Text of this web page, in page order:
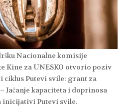
Nacionalne komisije
Kine za UNESKO otvorio poziv
ciklus Putevi svile: grant za
Jačanje kapaciteta i doprinosa
inicijativi Putevi svile.